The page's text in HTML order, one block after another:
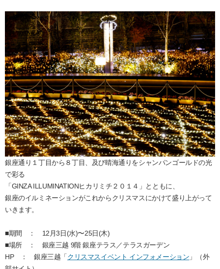
銀座通り１丁目から８丁目、及び晴海通りをシャンパンゴールドの光
で彩る
「GINZA ILLUMINATIONヒカリミチ２０１４」とともに、
銀座のイルミネーションがこれからクリスマスにかけて盛り上がって
いきます。
■期間 ： 12月3日(水)〜25日(木)
■場所 ： 銀座三越 9階 銀座テラス／テラスガーデン
HP ： 銀座三越「クリスマスイベント インフォメーション 」（外